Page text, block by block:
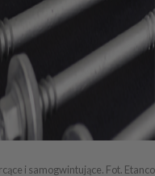
i samogwintujące. Fot. Etanco